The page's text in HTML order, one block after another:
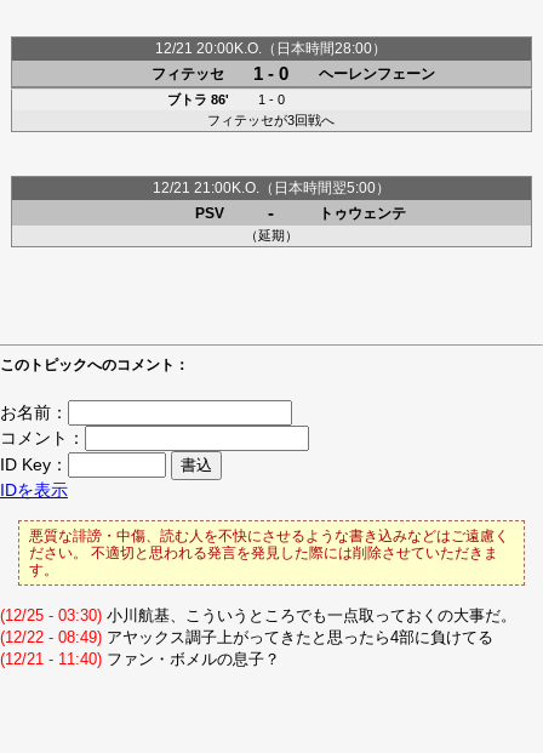
12/21 20:00K.O.（日本時間28:00）
フィテッセ
1 - 0 ヘーレンフェーン
ブトラ 86'
1 - 0
フィテッセが3回戦へ
12/21 21:00K.O.（日本時間翌5:00）
PSV
- トゥウェンテ
（延期）
このトピックへのコメント：
お名前：
コメント：
ID Key：
IDを表示
悪質な誹謗・中傷、読む人を不快にさせるような書き込みなどはご遠慮く
ださい。 不適切と思われる発言を発見した際には削除させていただきま
す。
(12/25 - 03:30) 小川航基、こういうところでも一点取っておくの大事だ。
(12/22 - 08:49) アヤックス調子上がってきたと思ったら4部に負けてる
(12/21 - 11:40) ファン・ボメルの息子？